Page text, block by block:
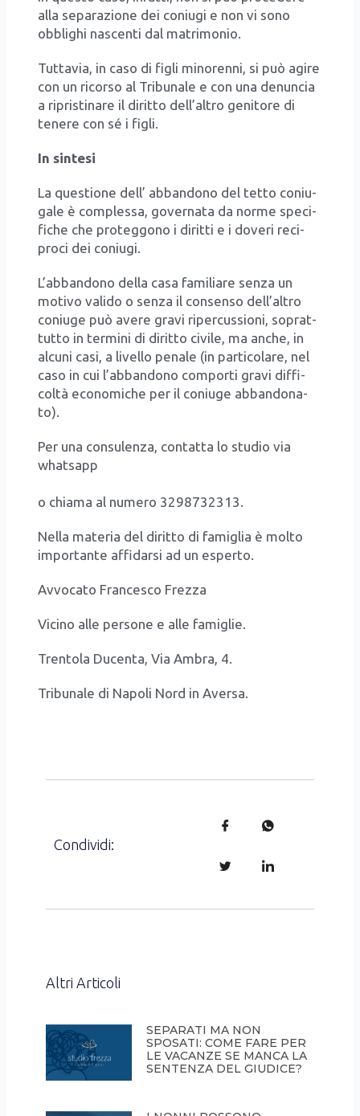
alla sepa­ra­zio­ne dei coniu­gi e non vi sono
obbli­ghi nascen­ti dal matri­mo­nio.
Tut­ta­via, in caso di figli mino­ren­ni, si può agi­re
con un ricor­so al Tri­bu­na­le e con una denun­cia
a ripri­sti­na­re il dirit­to dell’altro geni­to­re di
tene­re con sé i figli.
In sin­te­si
La que­stio­ne dell’ abban­do­no del tet­to coniu­
ga­le è com­ples­sa, gover­na­ta da nor­me spe­ci­
fi­che che pro­teg­go­no i dirit­ti e i dove­ri reci­
pro­ci dei coniu­gi.
L’ab­ban­do­no del­la casa fami­lia­re sen­za un
moti­vo vali­do o sen­za il con­sen­so del­l’al­tro
coniu­ge può ave­re gra­vi riper­cus­sio­ni, soprat­
tut­to in ter­mi­ni di dirit­to civi­le, ma anche, in
alcu­ni casi, a livel­lo pena­le (in par­ti­co­la­re, nel
caso in cui l’ab­ban­do­no com­por­ti gra­vi dif­fi­
col­tà eco­no­mi­che per il coniu­ge abban­do­na­
to).
Per una con­su­len­za, con­tat­ta lo stu­dio via
wha­tsapp
o chia­ma al nume­ro 3298732313.
Nel­la mate­ria del dirit­to di fami­glia è mol­to
impor­tan­te affi­dar­si ad un esper­to.
Avvo­ca­to Fran­ce­sco Frez­za
Vici­no alle per­so­ne e alle fami­glie.
Tren­to­la Ducen­ta, Via Ambra, 4.
Tri­bu­na­le di Napo­li Nord in Aver­sa.
Condividi:
Altri Articoli
SEPARATI MA NON
SPOSATI: COME FARE PER
LE VACANZE SE MANCA LA
SENTENZA DEL GIUDICE?